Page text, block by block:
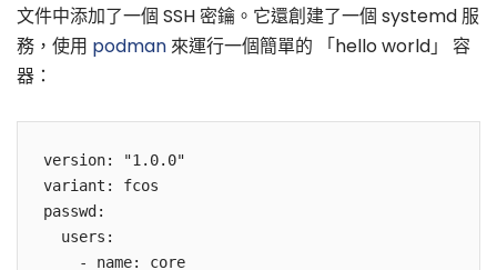
文件中添加了一個 SSH 密鑰。它還創建了一個 systemd 服
務，使用 podman來運行一個簡單的 「hello world」 容
器：
version: "1.0.0"
variant: fcos
passwd: